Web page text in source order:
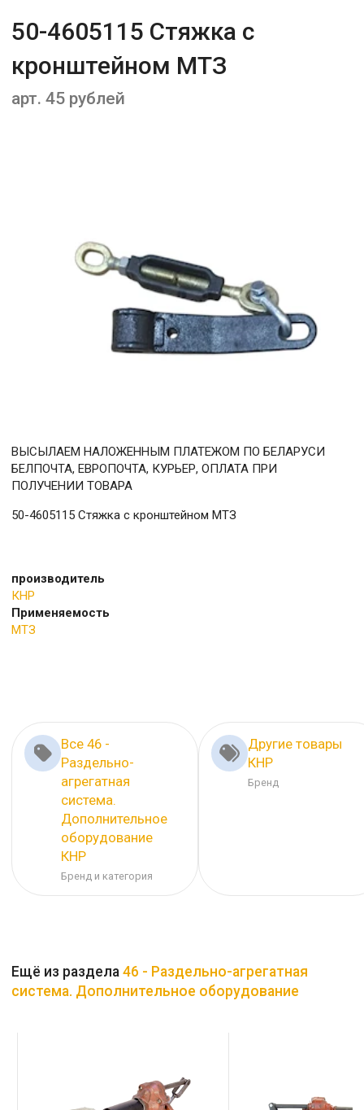
50-4605115 Стяжка с
кронштейном МТЗ
арт. 45 рублей
ВЫСЫЛАЕМ НАЛОЖЕННЫМ ПЛАТЕЖОМ ПО БЕЛАРУСИ
БЕЛПОЧТА, ЕВРОПОЧТА, КУРЬЕР, ОПЛАТА ПРИ
ПОЛУЧЕНИИ ТОВАРА
50-4605115 Стяжка с кронштейном МТЗ
производитель
КНР
Применяемость
МТЗ
Все 46 -
Раздельно-
агрегатная
система.
Дополнительное
оборудование
КНР
Бренд и категория
Другие товары
КНР
Бренд
Ещё из раздела46 - Раздельно-агрегатная
система. Дополнительное оборудование